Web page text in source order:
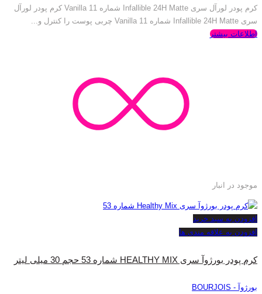
کرم پودر لورآل سری Infallible 24H Matte شماره 11 Vanilla کرم پودر لورآل
سری Infallible 24H Matte شماره 11 Vanilla چربی پوست را کنترل و...
اطلاعات بیشتر
موجود در انبار
افزودن به سبد خرید
افزودن به علاقه مندی ها
کرم پودر بورژوآ سری HEALTHY MIX شماره 53 حجم 30 میلی لیتر
بورژوآ - BOURJOIS